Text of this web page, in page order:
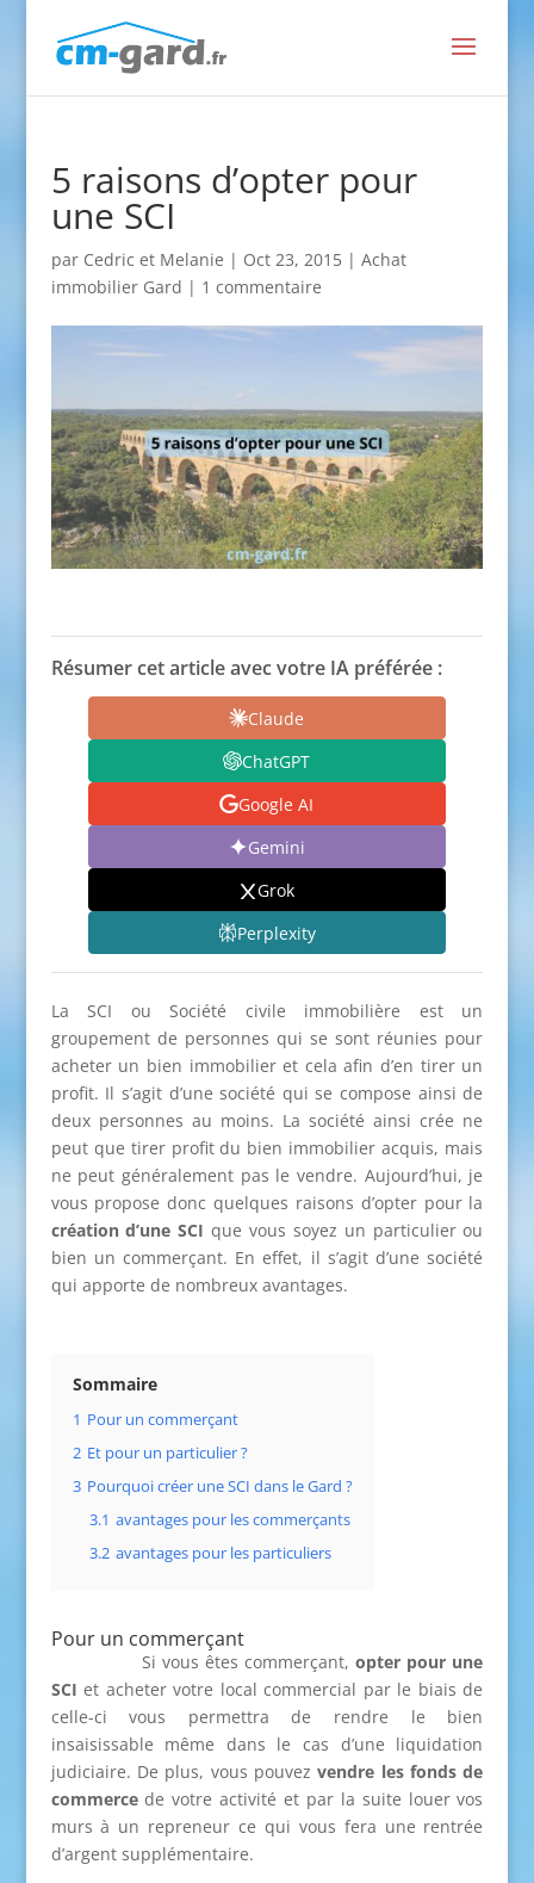
5 raisons d’opter pour
une SCI
par Cedric et Melanie | Oct 23, 2015| Achat
immobilier Gard | 1 commentaire
Résumer cet article avec votre IA préférée :
Claude
ChatGPT
Google AI
Gemini
Grok
Perplexity
La SCI ou Société civile immobilière est un
groupement de personnes qui se sont réunies pour
acheter un bien immobilier et cela afin d’en tirer un
profit. Il s’agit d’une société qui se compose ainsi de
deux personnes au moins. La société ainsi crée ne
peut que tirer profit du bien immobilier acquis, mais
ne peut généralement pas le vendre. Aujourd’hui, je
vous propose donc quelques raisons d’opter pour la
création d’une SCI que vous soyez un particulier ou
bien un commerçant. En effet, il s’agit d’une société
qui apporte de nombreux avantages.
Sommaire
1 Pour un commerçant
2 Et pour un particulier ?
3 Pourquoi créer une SCI dans le Gard ?
3.1 avantages pour les commerçants
3.2 avantages pour les particuliers
Pour un commerçant
Si vous êtes commerçant,opter pour une
SCI et acheter votre local commercial par le biais de
celle-ci vous permettra de rendre le bien
insaisissable même dans le cas d’une liquidation
judiciaire. De plus, vous pouvezvendre les fonds de
commercede votre activité et par la suite louer vos
murs à un repreneur ce qui vous fera une rentrée
d’argent supplémentaire.